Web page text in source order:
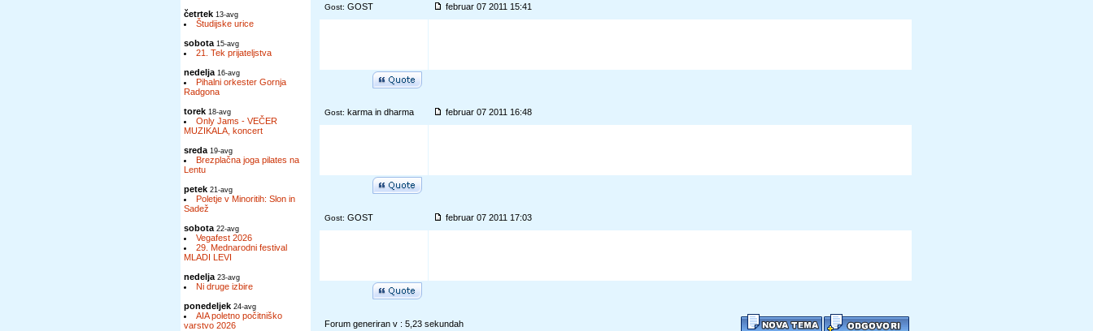
četrtek 13-avg
Študijske urice
sobota 15-avg
21. Tek prijateljstva
nedelja 16-avg
Pihalni orkester Gornja
Radgona
torek 18-avg
Only Jams - VEČER
MUZIKALA, koncert
sreda 19-avg
Brezplačna joga pilates na
Lentu
petek 21-avg
Poletje v Minoritih: Slon in
Sadež
sobota 22-avg
Vegafest 2026
29. Mednarodni festival
MLADI LEVI
nedelja 23-avg
Ni druge izbire
ponedeljek 24-avg
AIA poletno počitniško
varstvo 2026
Gost: GOST februar 07 2011 15:41
Gost: karma in dharma februar 07 2011 16:48
Gost: GOST februar 07 2011 17:03
Forum generiran v : 5,23 sekundah